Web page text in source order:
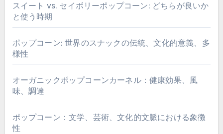
スイート vs. セイボリーポップコーン: どちらが良いか
と使う時期
ポップコーン: 世界のスナックの伝統、文化的意義、多
様性
オーガニックポップコーンカーネル：健康効果、風
味、調達
ポップコーン：文学、芸術、文化的文脈における象徴
性